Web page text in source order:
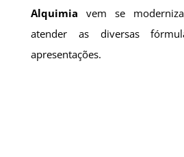
Alquimia vem se
atender as diversas
apresentações.